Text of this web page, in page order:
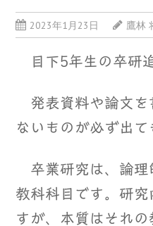
2023年1月23日 鷹林
目下5年生の卒研
発表資料や論文を
ないものが必ず出て
卒業研究は、論理
教科科目です。研
すが、本質はそれ